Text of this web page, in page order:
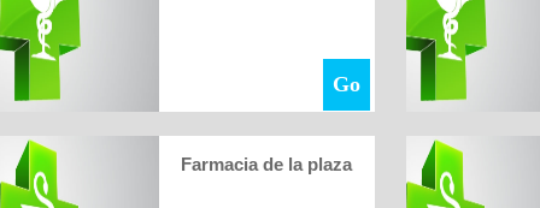
Go
Farmacia de la plaza